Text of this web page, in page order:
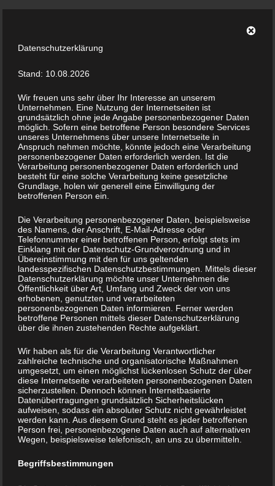
Startseite»GeoTouren im Taunus»Schieferbergbau im Wispertaunus
Schieferbergbau im
Wispertaunus
Alexander Stahr
Heidenrod, Rheingau-Taunus-Kreis
Der beschilderte Pfad informiert über den
Schieferbergbau im Taunus. ©Alexander Stahr
alten
Geoto
zwisc
hen
Heidenrod-Zorn und Heidenrod-Nauroth im Taunus. Der Pfad
informiert auch über Tiere und Pflanzen auf den alten Halden und
Datenschutzerklärung
Stand: 10.08.2026
Wir freuen uns sehr über Ihr Interesse an unserem
Unternehmen. Eine Nutzung der Internetseiten ist
grundsätzlich ohne jede Angabe personenbezogener Daten
möglich. Sofern eine betroffene Person besondere Services
unseres Unternehmens über unsere Internetseite in
Anspruch nehmen möchte, könnte jedoch eine Verarbeitung
personenbezogener Daten erforderlich werden. Ist die
Verarbeitung personenbezogener Daten erforderlich und
besteht für eine solche Verarbeitung keine gesetzliche
Grundlage, holen wir generell eine Einwilligung der
betroffenen Person ein.
Die Verarbeitung personenbezogener Daten, beispielsweise
des Namens, der Anschrift, E-Mail-Adresse oder
Telefonnummer einer betroffenen Person, erfolgt stets im
Einklang mit der Datenschutz-Grundverordnung und in
Übereinstimmung mit den für uns geltenden
landesspezifischen Datenschutzbestimmungen. Mittels dieser
Datenschutzerklärung möchte unser Unternehmen die
Öffentlichkeit über Art, Umfang und Zweck der von uns
erhobenen, genutzten und verarbeiteten
personenbezogenen Daten informieren. Ferner werden
betroffene Personen mittels dieser Datenschutzerklärung
über die ihnen zustehenden Rechte aufgeklärt.
Wir haben als für die Verarbeitung Verantwortlicher
zahlreiche technische und organisatorische Maßnahmen
umgesetzt, um einen möglichst lückenlosen Schutz der über
diese Internetseite verarbeiteten personenbezogenen Daten
sicherzustellen. Dennoch können Internetbasierte
Datenübertragungen grundsätzlich Sicherheitslücken
aufweisen, sodass ein absoluter Schutz nicht gewährleistet
werden kann. Aus diesem Grund steht es jeder betroffenen
Person frei, personenbezogene Daten auch auf alternativen
Wegen, beispielsweise telefonisch, an uns zu übermitteln.
Begriffsbestimmungen